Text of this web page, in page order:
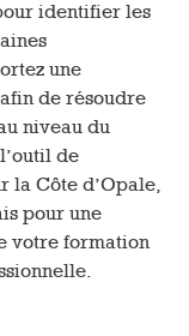
identifier les
une
de résoudre
niveau du
de
la Côte d’Opale,
pour une
votre formation